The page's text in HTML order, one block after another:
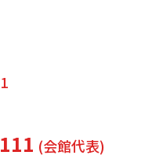
(会館代表)